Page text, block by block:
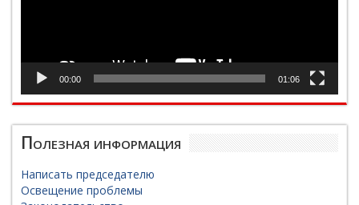
00:00 01:06
Полезная информация
Написать председателю
Освещение проблемы